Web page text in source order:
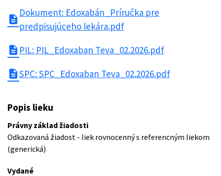
description
Dokument: Edoxabán_Príručka pre
predpisujúceho lekára.pdf
description PIL: PIL_Edoxaban Teva_02.2026.pdf
descriptionSPC: SPC_Edoxaban Teva_02.2026.pdf
Popis lieku
Právny základ žiadosti
Odkazovaná žiadost - liek rovnocenný s referencným liekom
(generická)
Vydané